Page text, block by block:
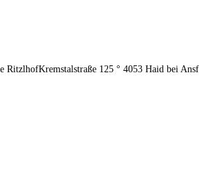
125 ° 4053 Haid bei